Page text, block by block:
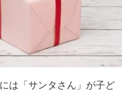
は「サンタさん」が子ど